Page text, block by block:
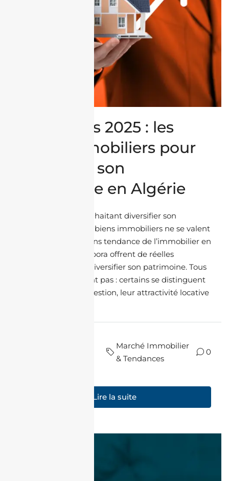
Tendances 2025 : les
biens immobiliers pour
diversifier son
patrimoine en Algérie
Pour la diaspora souhaitant diversifier son
patrimoine, tous les biens immobiliers ne se valent
pas. En 2025, les biens tendance de l’immobilier en
Algérie pour la diaspora offrent de réelles
opportunités pour diversifier son patrimoine. Tous
les biens ne se valent pas : certains se distinguent
par leur facilité de gestion, leur attractivité locative
Marché Immobilier
& Tendances
0
Lire la suite